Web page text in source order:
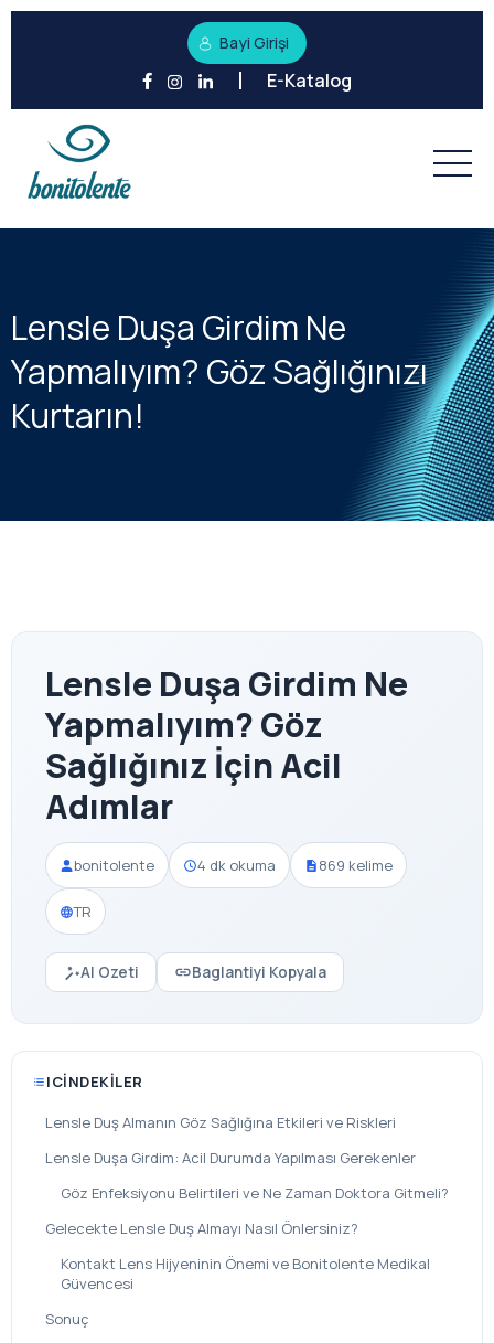
Bayi Girişi
E-Katalog
Lensle Duşa Girdim Ne
Yapmalıyım? Göz Sağlığınızı
Kurtarın!
Lensle Duşa Girdim Ne
Yapmalıyım? Göz
Sağlığınız İçin Acil
Adımlar
bonitolente 4 dk okuma 869 kelime
TR
AI Ozeti Baglantiyi Kopyala
ICINDEKILER
Lensle Duş Almanın Göz Sağlığına Etkileri ve Riskleri
Lensle Duşa Girdim: Acil Durumda Yapılması Gerekenler
Göz Enfeksiyonu Belirtileri ve Ne Zaman Doktora Gitmeli?
Gelecekte Lensle Duş Almayı Nasıl Önlersiniz?
Kontakt Lens Hijyeninin Önemi ve Bonitolente Medikal
Güvencesi
Sonuç